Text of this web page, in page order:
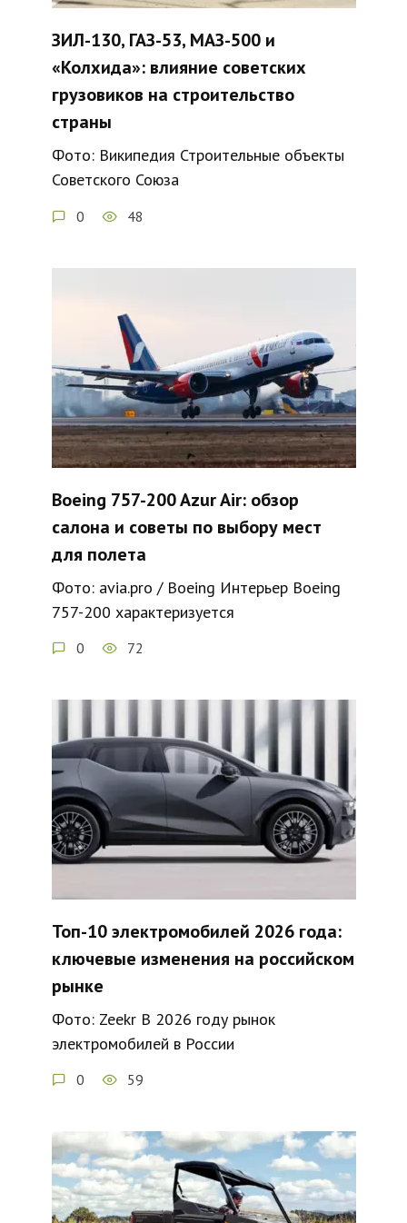
ЗИЛ-130, ГАЗ-53, МАЗ-500 и
«Колхида»: влияние советских
грузовиков на строительство
страны
Фото: Википедия Строительные объекты
Советского Союза
0 48
Boeing 757-200 Azur Air: обзор
салона и советы по выбору мест
для полета
Фото: avia.pro / Boeing Интерьер Boeing
757-200 характеризуется
0 72
Топ-10 электромобилей 2026 года:
ключевые изменения на российском
рынке
Фото: Zeekr В 2026 году рынок
электромобилей в России
0 59